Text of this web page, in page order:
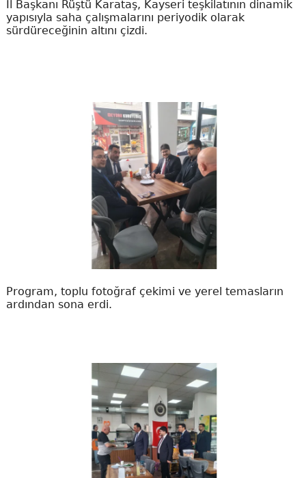
İl Başkanı Rüştü Karataş, Kayseri teşkilatının dinamik
yapısıyla saha çalışmalarını periyodik olarak
sürdüreceğinin altını çizdi.
Program, toplu fotoğraf çekimi ve yerel temasların
ardından sona erdi.